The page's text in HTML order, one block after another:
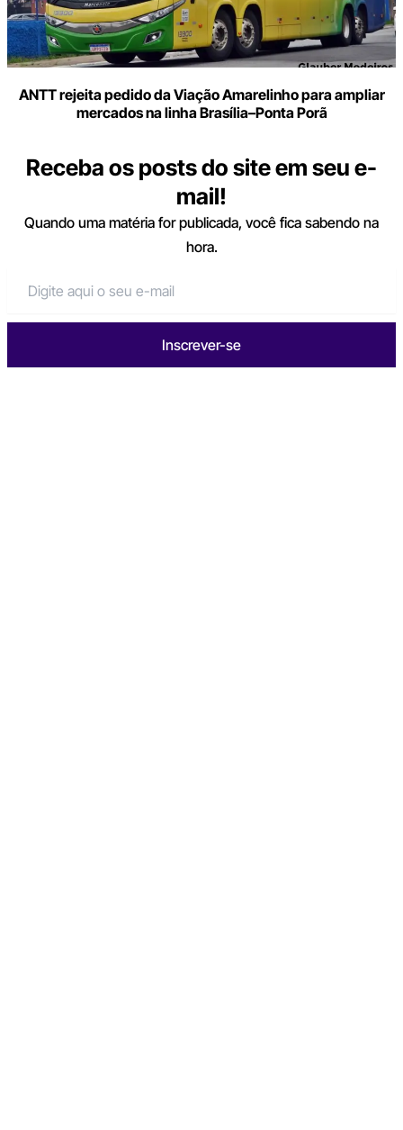
ANTT rejeita pedido da Viação Amarelinho para ampliar
mercados na linha Brasília–Ponta Porã
Receba os posts do site em seu e-
mail!
Quando uma matéria for publicada, você fica sabendo na
hora.
Inscrever-se